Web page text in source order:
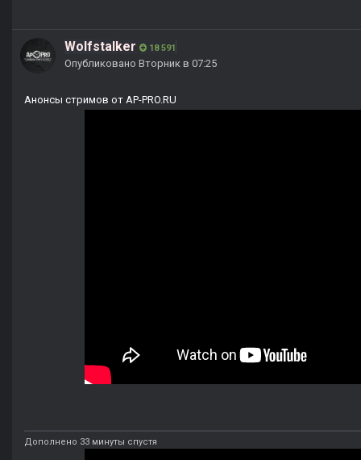
Wolfstalker 18 591
Опубликовано Вторник в 07:25
Анонсы стримов от AP-PRO.RU
Дополнено 33 минуты спустя